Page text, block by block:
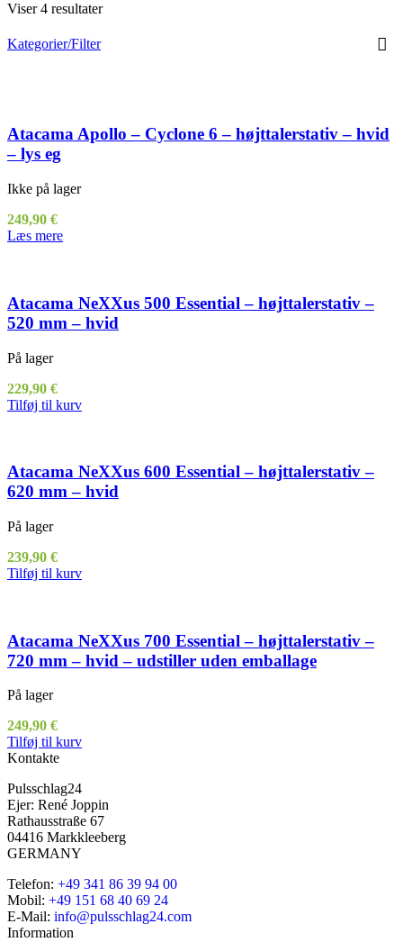
Viser 4 resultater
Kategorier/Filter
Atacama Apollo – Cyclone 6 – højttalerstativ – hvid
– lys eg
Ikke på lager
249,90 €
Læs mere
Atacama NeXXus 500 Essential – højttalerstativ –
520 mm – hvid
På lager
229,90 €
Tilføj til kurv
Atacama NeXXus 600 Essential – højttalerstativ –
620 mm – hvid
På lager
239,90 €
Tilføj til kurv
Atacama NeXXus 700 Essential – højttalerstativ –
720 mm – hvid – udstiller uden emballage
På lager
249,90 €
Tilføj til kurv
Kontakte
Pulsschlag24
Ejer: René Joppin
Rathausstraße 67
04416 Markkleeberg
GERMANY
Telefon: +49 341 86 39 94 00
Mobil: +49 151 68 40 69 24
E-Mail: info@pulsschlag24.com
Information